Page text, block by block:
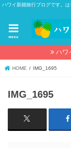
ハワイ新婚旅行ブログです。
menu
ハワ
HOME IMG_1695
IMG_1695